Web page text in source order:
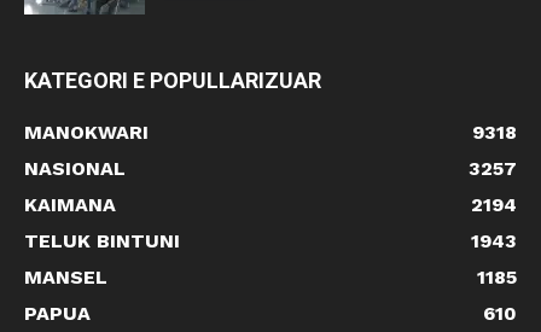
KATEGORI E POPULLARIZUAR
MANOKWARI
9318
NASIONAL
3257
KAIMANA
2194
TELUK BINTUNI
1943
MANSEL
1185
PAPUA
610